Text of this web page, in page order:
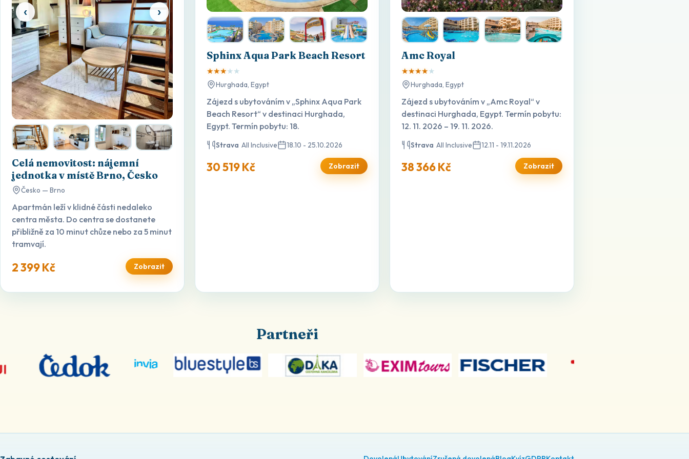
‹ ›
Celá nemovitost: nájemní
jednotka v místě Brno, Česko
Česko — Brno
Apartmán leží v klidné části nedaleko
centra města. Do centra se dostanete
přibližně za 10 minut chůze nebo za 5 minut
tramvají.
2 399 Kč Zobrazit
Sphinx Aqua Park Beach Resort
★★★★★
Hurghada, Egypt
Zájezd s ubytováním v „Sphinx Aqua Park
Beach Resort“ v destinaci Hurghada,
Egypt. Termín pobytu: 18.
Strava All Inclusive 18.10 - 25.10.2026
30 519 Kč Zobrazit
Amc Royal
★★★★★
Hurghada, Egypt
Zájezd s ubytováním v „Amc Royal“ v
destinaci Hurghada, Egypt. Termín pobytu:
12. 11. 2026 – 19. 11. 2026.
Strava All Inclusive 12.11 - 19.11.2026
38 366 Kč Zobrazit
Partneři